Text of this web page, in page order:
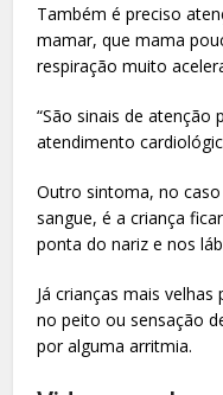
Também é preciso
mamar, que mama
respiração muito
“São sinais de atenção
atendimento
Outro sintoma, no
sangue, é a criança
ponta do nariz e nos
Já crianças mais
no peito ou sensação
por alguma arritmia.